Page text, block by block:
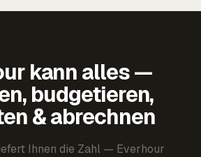
kann alles —
budgetieren,
& abrechnen
Ihnen die Zahl — Everhour